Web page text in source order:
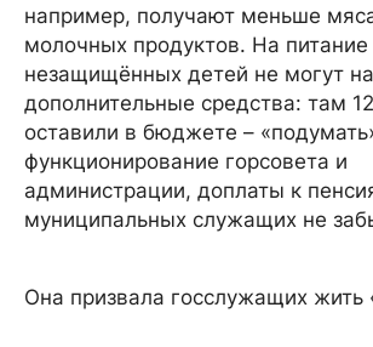
например, получают меньше
молочных продуктов. На питание
незащищённых детей не могут
дополнительные средства: там
оставили в бюджете –
функционирование горсовета и
администрации, доплаты к
муниципальных служащих не
Она призвала госслужащих жить